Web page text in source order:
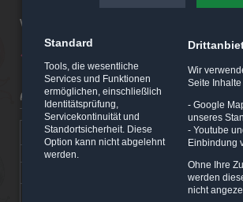
Vorbestellung erwünscht! Tel.: 0172/37 24
KALENDER
November 2024
MONTAG
1
8
Standard
Tools, die wesentliche
Services und Funktionen
ermöglichen, einschließlich
Identitätsprüfung,
Servicekontinuität und
Standortsicherheit. Diese
Option kann nicht abgelehnt
werden.
Wir
Seite
- Google
unseres
- Youtube
Einbindung
Ohne Ihre
werden
nicht